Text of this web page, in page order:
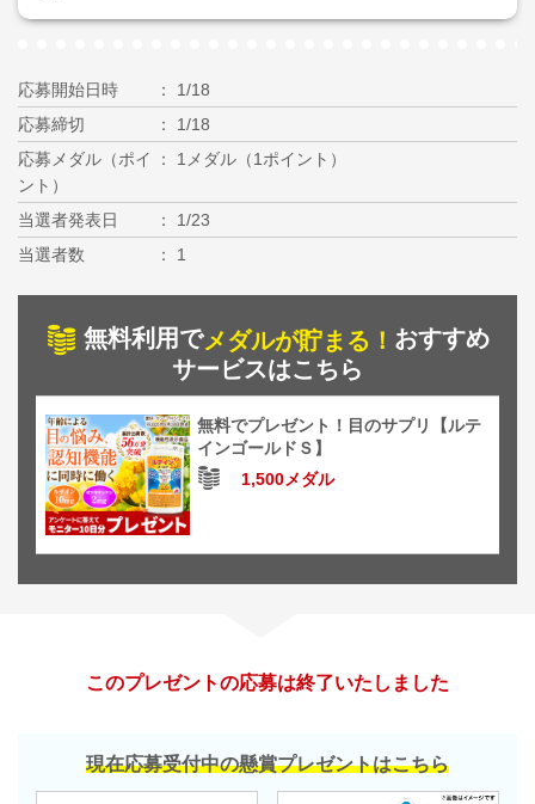
応募開始日時
1/18
応募締切
1/18
応募メダル（ポイ
ント）
1メダル（1ポイント）
当選者発表日
1/23
当選者数
1
無料利用でメダルが貯まる！ おすすめ
サービスはこちら
無料でプレゼント！目のサプリ【ルテ
インゴールドＳ】
1,500メダル
このプレゼントの応募は終了いたしました
現在応募受付中の懸賞プレゼントはこちら